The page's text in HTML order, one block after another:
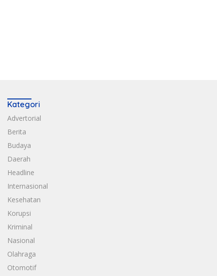
Kategori
Advertorial
Berita
Budaya
Daerah
Headline
Internasional
Kesehatan
Korupsi
Kriminal
Nasional
Olahraga
Otomotif